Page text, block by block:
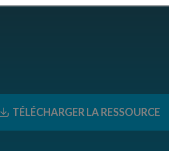
TÉLÉCHARGER LA RESSOURCE